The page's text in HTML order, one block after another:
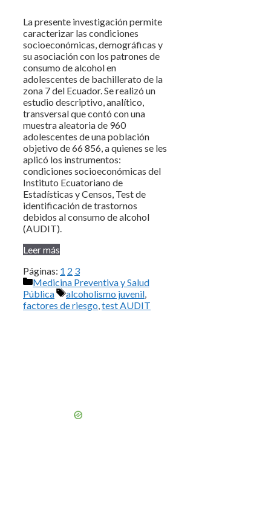
La presente investigación permite
caracterizar las condiciones
socioeconómicas, demográficas y
su asociación con los patrones de
consumo de alcohol en
adolescentes de bachillerato de la
zona 7 del Ecuador. Se realizó un
estudio descriptivo, analítico,
transversal que contó con una
muestra aleatoria de 960
adolescentes de una población
objetivo de 66 856, a quienes se les
aplicó los instrumentos:
condiciones socioeconómicas del
Instituto Ecuatoriano de
Estadísticas y Censos, Test de
identificación de trastornos
debidos al consumo de alcohol
(AUDIT).
Leer más
Páginas: 1 2 3
Categorías
Medicina Preventiva y Salud
Pública
Etiquetas
alcoholismo juvenil
factores de riesgo test AUDIT